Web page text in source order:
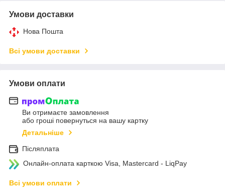
Умови доставки
Нова Пошта
Всі умови доставки
Умови оплати
Ви отримаєте замовлення
або гроші повернуться на вашу картку
Детальніше
Післяплата
Онлайн-оплата карткою Visa, Mastercard - LiqPay
Всі умови оплати